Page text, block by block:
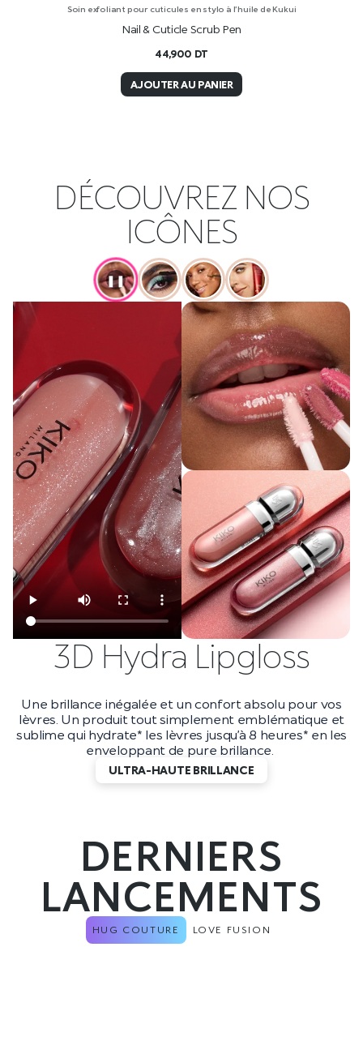
Soin exfoliant pour cuticules en stylo à l’huile de Kukui
Nail & Cuticle Scrub Pen
44,900 DT
AJOUTER AU PANIER
DÉCOUVREZ NOS
ICÔNES
❚❚
3D Hydra Lipgloss
Une brillance inégalée et un confort absolu pour vos
lèvres. Un produit tout simplement emblématique et
sublime qui hydrate* les lèvres jusqu’à 8 heures* en les
enveloppant de pure brillance.
ULTRA-HAUTE BRILLANCE
DERNIERS
LANCEMENTS
HUG COUTURE LOVE FUSION